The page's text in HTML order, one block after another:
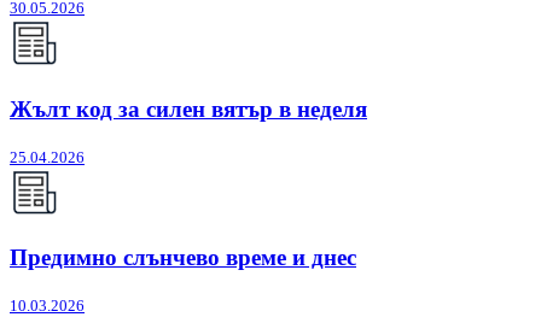
30.05.2026
Жълт код за силен вятър в неделя
25.04.2026
Предимно слънчево време и днес
10.03.2026